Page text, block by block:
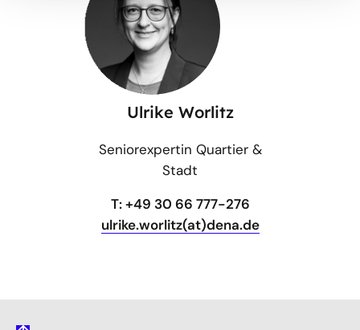
Ulrike Worlitz
Seniorexpertin Quartier &
Stadt
T: +49 30 66 777-276
ulrike.worlitz(at)dena.de